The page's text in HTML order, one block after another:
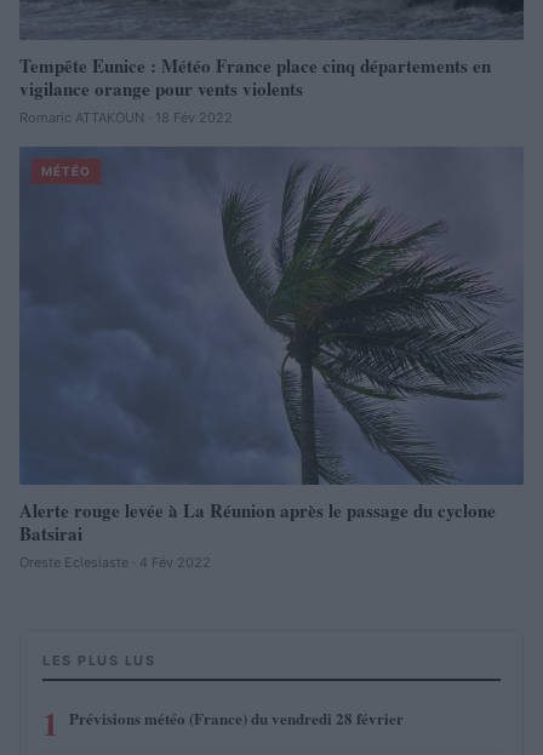
Tempête Eunice : Météo France place cinq départements en
vigilance orange pour vents violents
Romaric ATTAKOUN · 18 Fév 2022
MÉTÉO
Alerte rouge levée à La Réunion après le passage du cyclone
Batsirai
Oreste Eclesiaste · 4 Fév 2022
LES PLUS LUS
1 Prévisions météo (France) du vendredi 28 février